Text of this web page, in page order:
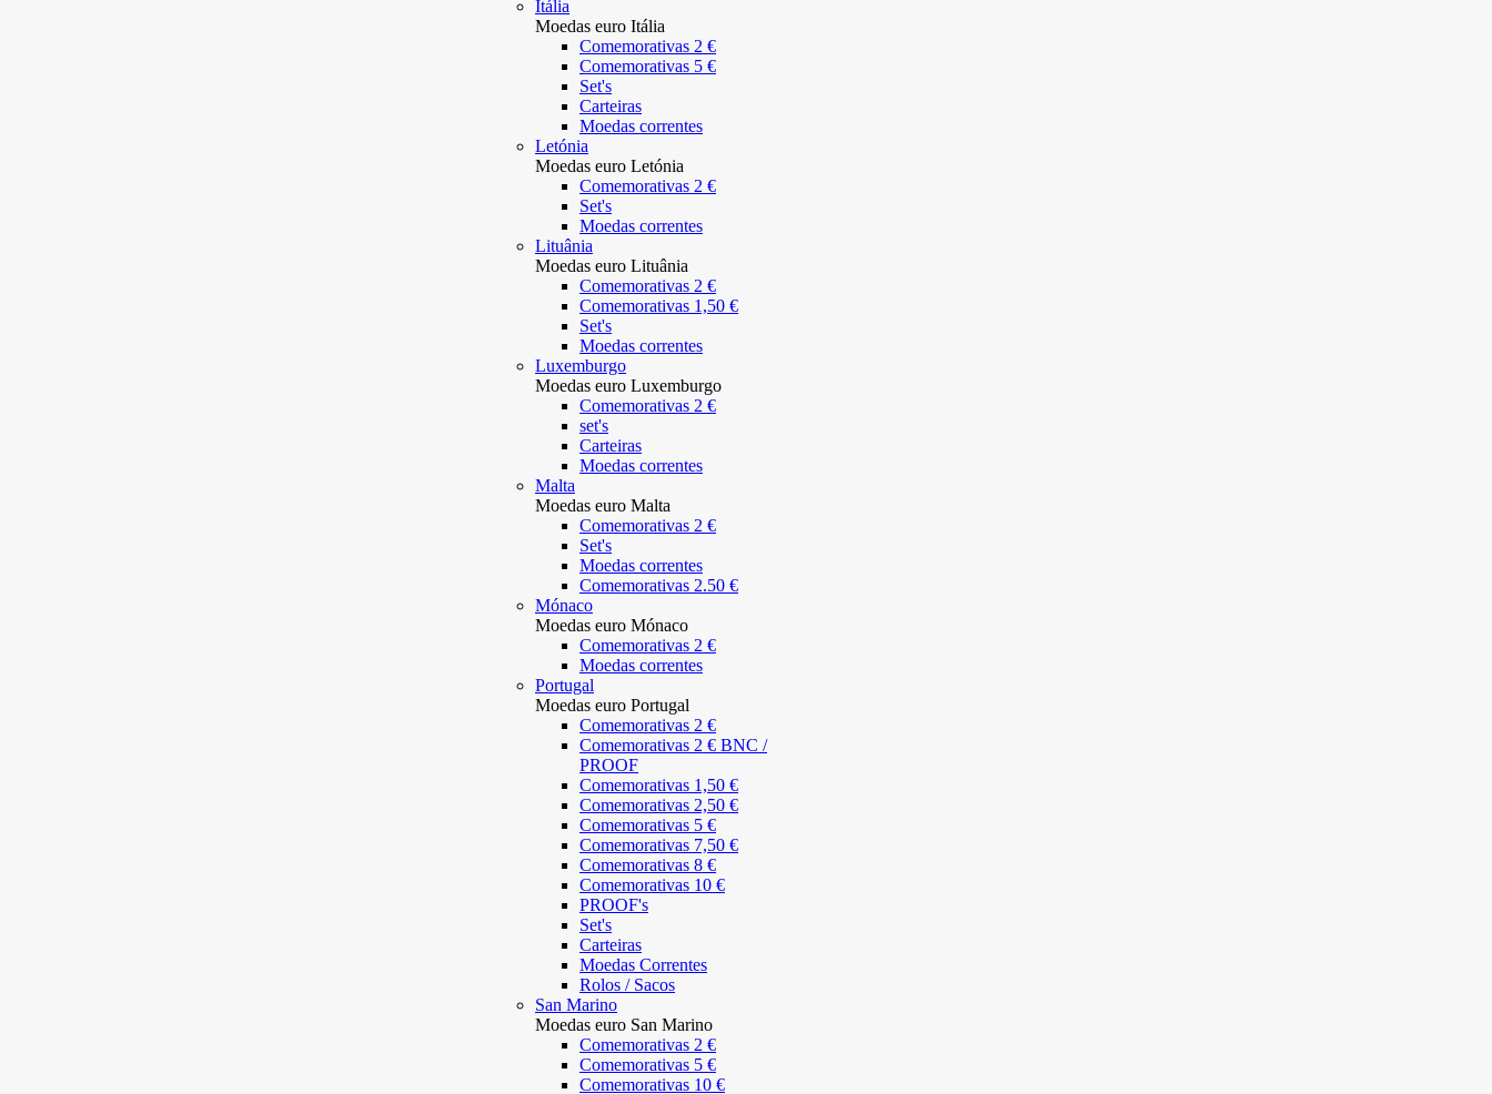
Itália
Moedas euro Itália
Comemorativas 2 €
Comemorativas 5 €
Set's
Carteiras
Moedas correntes
Letónia
Moedas euro Letónia
Comemorativas 2 €
Set's
Moedas correntes
Lituânia
Moedas euro Lituânia
Comemorativas 2 €
Comemorativas 1,50 €
Set's
Moedas correntes
Luxemburgo
Moedas euro Luxemburgo
Comemorativas 2 €
set's
Carteiras
Moedas correntes
Malta
Moedas euro Malta
Comemorativas 2 €
Set's
Moedas correntes
Comemorativas 2.50 €
Mónaco
Moedas euro Mónaco
Comemorativas 2 €
Moedas correntes
Portugal
Moedas euro Portugal
Comemorativas 2 €
Comemorativas 2 € BNC /
PROOF
Comemorativas 1,50 €
Comemorativas 2,50 €
Comemorativas 5 €
Comemorativas 7,50 €
Comemorativas 8 €
Comemorativas 10 €
PROOF's
Set's
Carteiras
Moedas Correntes
Rolos / Sacos
San Marino
Moedas euro San Marino
Comemorativas 2 €
Comemorativas 5 €
Comemorativas 10 €